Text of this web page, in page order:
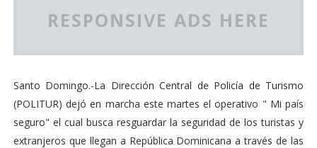
RESPONSIVE ADS HERE
Santo Domingo.-La Dirección Central de Policía de Turismo
(POLITUR) dejó en marcha este martes el operativo " Mi país
seguro" el cual busca resguardar la seguridad de los turistas y
extranjeros que llegan a República Dominicana a través de las